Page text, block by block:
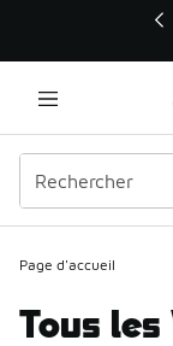
Ce lien ouvrira une
Page d'accueil
Tous les